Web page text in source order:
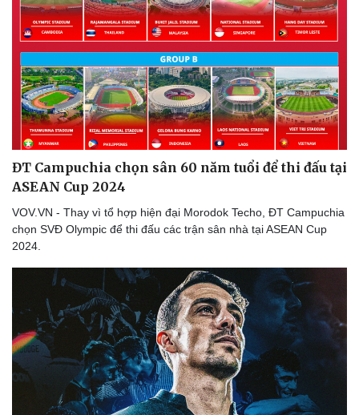
Văn hóa
Sân khấu - Điện ảnh
Văn học
Âm nhạc
Giải trí
Nghệ sĩ
Thời trang
Sao Việt
ĐT Campuchia chọn sân 60 năm tuổi để thi đấu tại
ASEAN Cup 2024
VOV.VN - Thay vì tổ hợp hiện đại Morodok Techo, ĐT Campuchia
chọn SVĐ Olympic để thi đấu các trận sân nhà tại ASEAN Cup
2024.